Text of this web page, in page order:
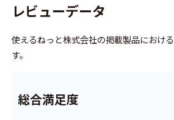
レビューデータ
使えるねっと株式会社の掲載製品におけ
す。
総合満足度